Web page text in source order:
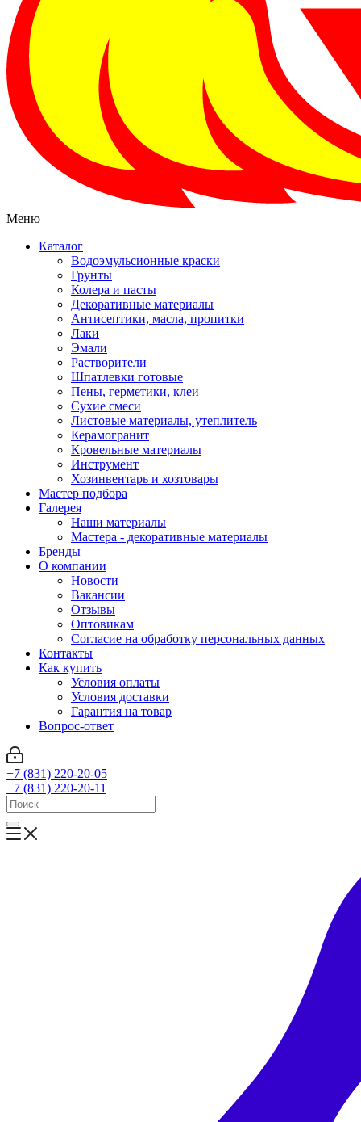
Меню
Каталог
Водоэмульсионные краски
Грунты
Колера и пасты
Декоративные материалы
Антисептики, масла, пропитки
Лаки
Эмали
Растворители
Шпатлевки готовые
Пены, герметики, клеи
Сухие смеси
Листовые материалы, утеплитель
Керамогранит
Кровельные материалы
Инструмент
Хозинвентарь и хозтовары
Мастер подбора
Галерея
Наши материалы
Мастера - декоративные материалы
Бренды
О компании
Новости
Вакансии
Отзывы
Оптовикам
Cогласие на обработку персональных данных
Контакты
Как купить
Условия оплаты
Условия доставки
Гарантия на товар
Вопрос-ответ
+7 (831) 220-20-05
+7 (831) 220-20-11